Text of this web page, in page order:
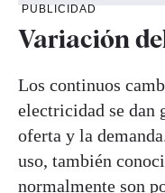
PUBLICIDAD
Variación
Los continuos
electricidad se dan
oferta y la
uso, también
normalmente son